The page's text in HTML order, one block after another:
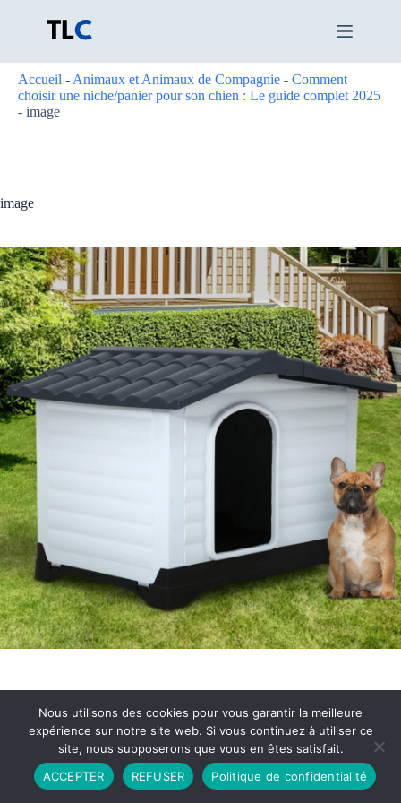
Accueil - Animaux et Animaux de Compagnie - Comment
choisir une niche/panier pour son chien : Le guide complet 2025
- image
image
Partenariat Contact
Politique de Confidentialité
CGU
Copyright © 2026 - Propulsé par DIEUDUDIABLE
Nous utilisons des cookies pour vous garantir la meilleure
expérience sur notre site web. Si vous continuez à utiliser ce
site, nous supposerons que vous en êtes satisfait.
ACCEPTER
REFUSER Politique de confidentialité